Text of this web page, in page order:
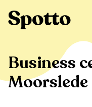
Business
Moorslede